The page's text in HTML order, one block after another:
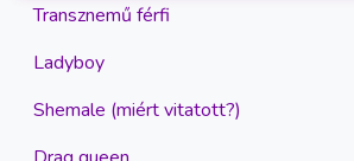
Transznemű férfi
Ladyboy
Shemale (miért vitatott?)